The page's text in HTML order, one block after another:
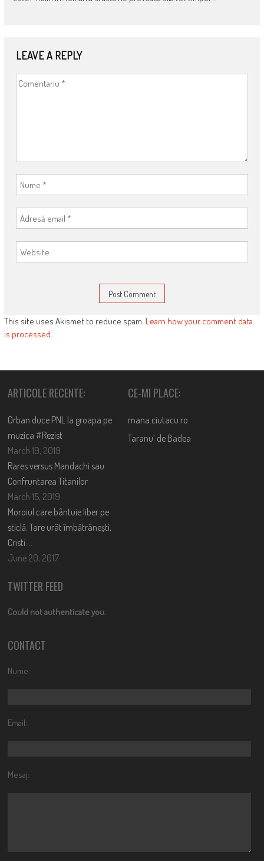
LEAVE A REPLY
This site uses Akismet to reduce spam. Learn how your comment data
is processed.
ARTICOLE RECENTE:
Orban duce PNL la groapa pe
muzica #Rezist
March 19, 2019
Rares versus Mandachi sau
Confruntarea Titanilor
March 15, 2019
Moroiul care bântuie liber pe
sticlă. Tare urât îmbătrânești,
Cristi….
June 20, 2017
CE-MI PLACE:
mana.ciutacu.ro
Taranu’ de Badea
TWITTER FEED
Could not authenticate you.
CONTACT
Nume:
Email:
Mesaj: